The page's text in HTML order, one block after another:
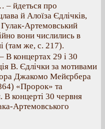
– йдеться про
й Алоїза Єдлічків,
Артемовський
вони числились в
(там же, с. 217).
В концертах 29 і 30
В. Єдлічки за мотивами
Джакомо Мейєрбера
«Пророк» та
концерті 30 червня
Артемовського